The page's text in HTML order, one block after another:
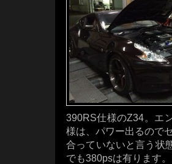
390RS仕様のZ34。エ
様は、パワー出るので
合っていないと言う状
でも380psは有ります